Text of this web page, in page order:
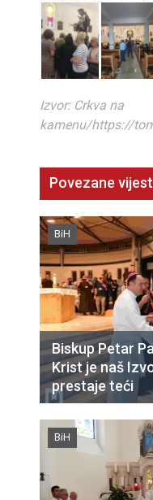
Izvor: Crkva na
kamenu/https://
Povezane
BiH
Biskup Petar
Krist je naš
prestaje teći
BiH